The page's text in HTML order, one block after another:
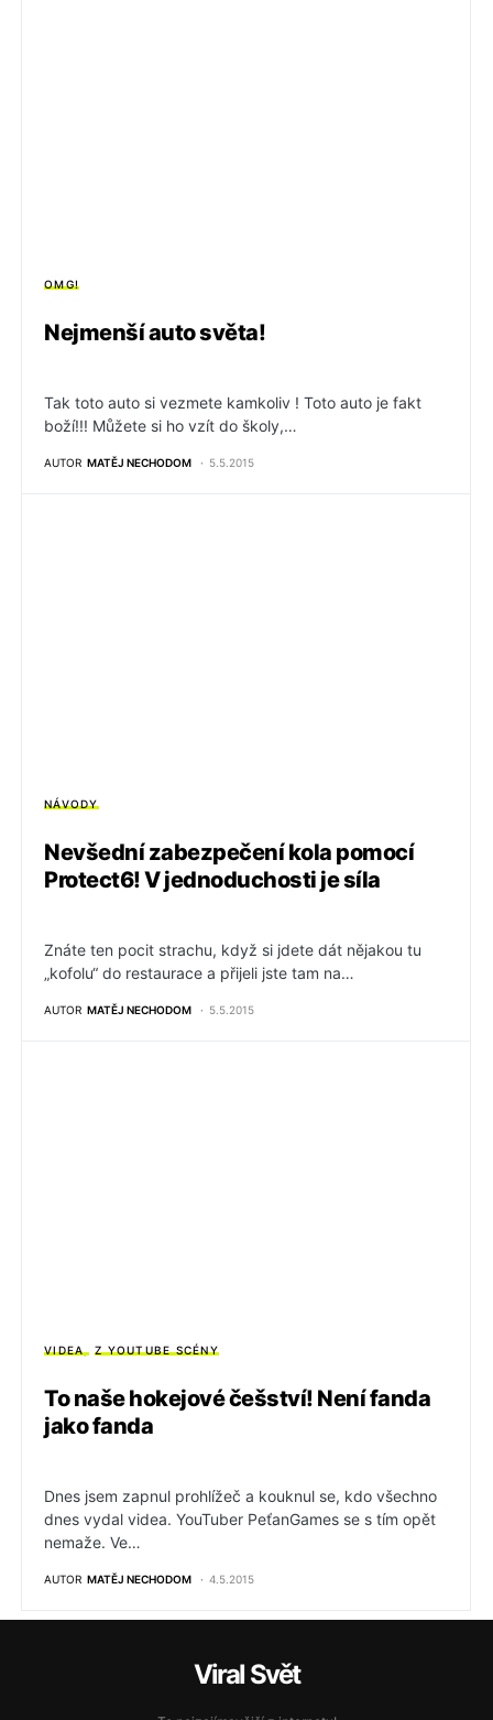
OMG!
Nejmenší auto světa!
Tak toto auto si vezmete kamkoliv ! Toto auto je fakt
boží!!! Můžete si ho vzít do školy,…
AUTOR MATĚJ NECHODOM 5.5.2015
NÁVODY
Nevšední zabezpečení kola pomocí
Protect6! V jednoduchosti je síla
Znáte ten pocit strachu, když si jdete dát nějakou tu
„kofolu“ do restaurace a přijeli jste tam na…
AUTOR MATĚJ NECHODOM 5.5.2015
VIDEA Z YOUTUBE SCÉNY
To naše hokejové češství! Není fanda
jako fanda
Dnes jsem zapnul prohlížeč a kouknul se, kdo všechno
dnes vydal videa. YouTuber PeťanGames se s tím opět
nemaže. Ve…
AUTOR MATĚJ NECHODOM 4.5.2015
Viral Svět